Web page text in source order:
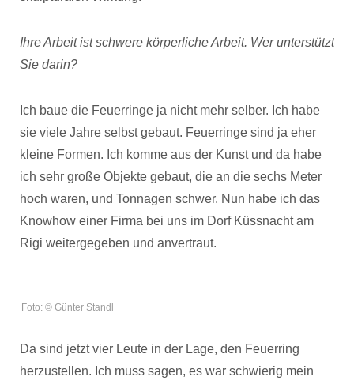
Ihre Arbeit ist schwere körperliche Arbeit. Wer unterstützt
Sie darin?
Ich baue die Feuerringe ja nicht mehr selber. Ich habe
sie viele Jahre selbst gebaut. Feuerringe sind ja eher
kleine Formen. Ich komme aus der Kunst und da habe
ich sehr große Objekte gebaut, die an die sechs Meter
hoch waren, und Tonnagen schwer. Nun habe ich das
Knowhow einer Firma bei uns im Dorf Küssnacht am
Rigi weitergegeben und anvertraut.
Foto: © Günter Standl
Da sind jetzt vier Leute in der Lage, den Feuerring
herzustellen. Ich muss sagen, es war schwierig mein